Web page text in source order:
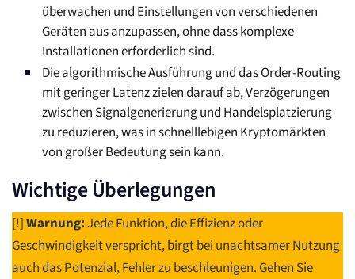
überwachen und Einstellungen von verschiedenen
Geräten aus anzupassen, ohne dass komplexe
Installationen erforderlich sind.
Die algorithmische Ausführung und das Order-Routing
mit geringer Latenz zielen darauf ab, Verzögerungen
zwischen Signalgenerierung und Handelsplatzierung
zu reduzieren, was in schnelllebigen Kryptomärkten
von großer Bedeutung sein kann.
Wichtige Überlegungen
[!]Warnung:Jede Funktion, die Effizienz oder
Geschwindigkeit verspricht, birgt bei unachtsamer Nutzung
auch das Potenzial, Fehler zu beschleunigen. Gehen Sie